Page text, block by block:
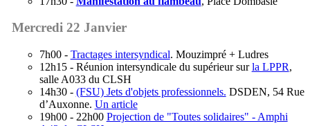
Mercredi 22 Janvier
7h00 - Tractages intersyndical. Mouzimpré + Ludres
12h15 - Réunion intersyndicale du supérieur surla LPPR,
salle A033 du CLSH
14h30 - (FSU) Jets d'objets professionnels. DSDEN, 54 Rue
d’Auxonne. Un article
19h00 - 22h00 Projection de "Toutes solidaires" - Amphi